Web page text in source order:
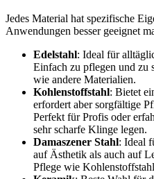
Jedes Material hat spezifische
Anwendungen besser geeignet
Edelstahl: Ideal für
Einfach zu pflegen und zu
wie andere Materialien.
Kohlenstoffstahl: Bietet
erfordert aber sorgfältige
Perfekt für Profis oder
sehr scharfe Klinge legen.
Damaszener Stahl: Ideal
auf Ästhetik als auch auf
Pflege wie